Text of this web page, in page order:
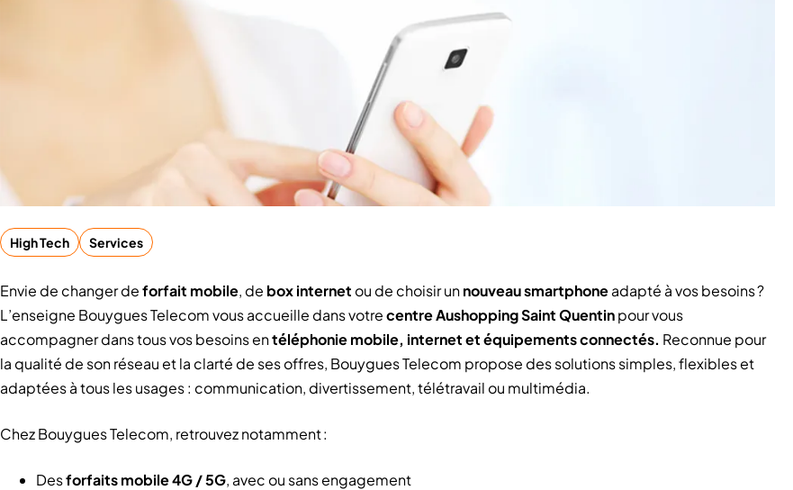
High Tech Services
Envie de changer deforfait mobile, de box internet ou de choisir unnouveau smartphoneadapté à vos besoins ?
L’enseigne Bouygues Telecom vous accueille dans votrecentre Aushopping Saint Quentinpour vous
accompagner dans tous vos besoins entéléphonie mobile, internet et équipements connectés. Reconnue pour
la qualité de son réseau et la clarté de ses offres, Bouygues Telecom propose des solutions simples, flexibles et
adaptées à tous les usages : communication, divertissement, télétravail ou multimédia.
Chez Bouygues Telecom, retrouvez notamment :
Desforfaits mobile 4G / 5G, avec ou sans engagement